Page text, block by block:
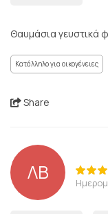
Θαυμάσια γευστικά
Κατάλληλο για οικογένειες
Share
ΛΒ